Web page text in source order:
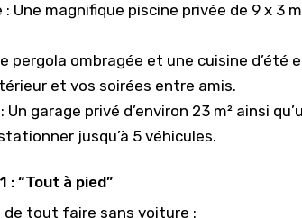
: Une magnifique piscine privée de 9 x 3 m
pergola ombragée et une cuisine d’été
et vos soirées entre amis.
: Un garage privé d’environ 23 m² ainsi
jusqu’à 5 véhicules.
: “Tout à pied”
de tout faire sans voiture :